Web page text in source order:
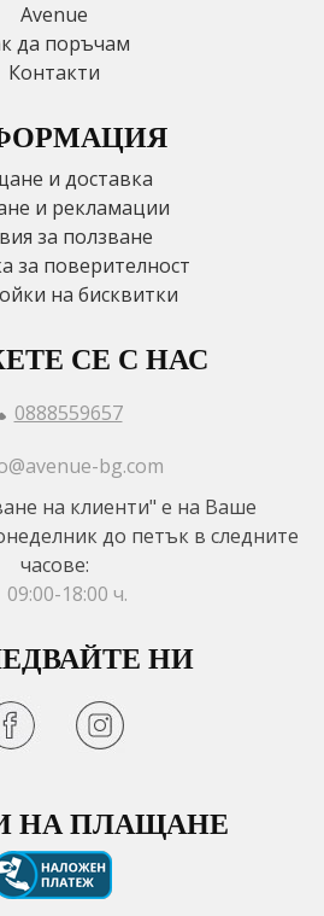
Avenue
да поръчам
Контакти
и доставка
и рекламации
за ползване
за поверителност
на бисквитки
СЕ С НАС
0888559657
bg.com
на клиенти" е на Ваше
до петък в следните
часове:
09:00-18:00 ч.
НИ
НА ПЛАЩАНЕ